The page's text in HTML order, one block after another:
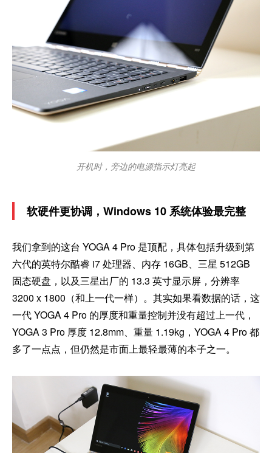
开机时，旁边的电源指示灯亮起
软硬件更协调，Windows 10 系统体验最完整
我们拿到的这台 YOGA 4 Pro 是顶配，具体包括升级到第
六代的英特尔酷睿 i7 处理器、内存 16GB、三星 512GB
固态硬盘，以及三星出厂的 13.3 英寸显示屏，分辨率
3200 x 1800（和上一代一样）。其实如果看数据的话，这
一代 YOGA 4 Pro 的厚度和重量控制并没有超过上一代，
YOGA 3 Pro 厚度 12.8mm、重量 1.19kg，YOGA 4 Pro 都
多了一点点，但仍然是市面上最轻最薄的本子之一。